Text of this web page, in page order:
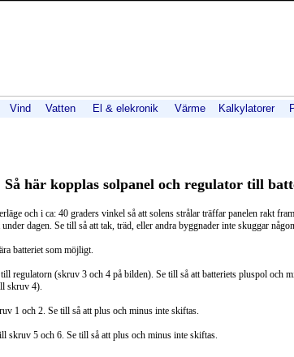
Vind Vatten El & elekronik Värme Kalkylatorer
Så här kopplas solpanel och regulator till
och i ca: 40 graders vinkel så att solens strålar träffar panelen rakt
dagen. Se till så att tak, träd, eller andra byggnader inte skuggar
batteriet som möjligt.
regulatorn (skruv 3 och 4 på bilden). Se till så att batteriets pluspol och
skruv 4).
1 och 2. Se till så att plus och minus inte skiftas.
skruv 5 och 6. Se till så att plus och minus inte skiftas.